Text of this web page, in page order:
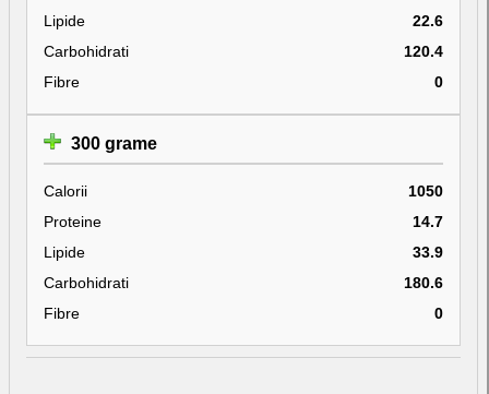
Lipide
22.6
Carbohidrati
120.4
Fibre
0
300 grame
Calorii
1050
Proteine
14.7
Lipide
33.9
Carbohidrati
180.6
Fibre
0